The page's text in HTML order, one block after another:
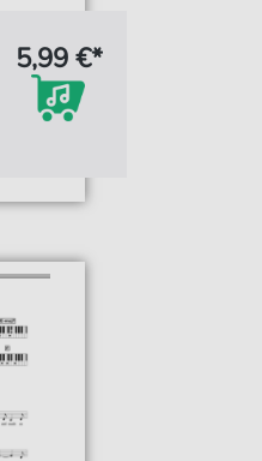
5,99 €*